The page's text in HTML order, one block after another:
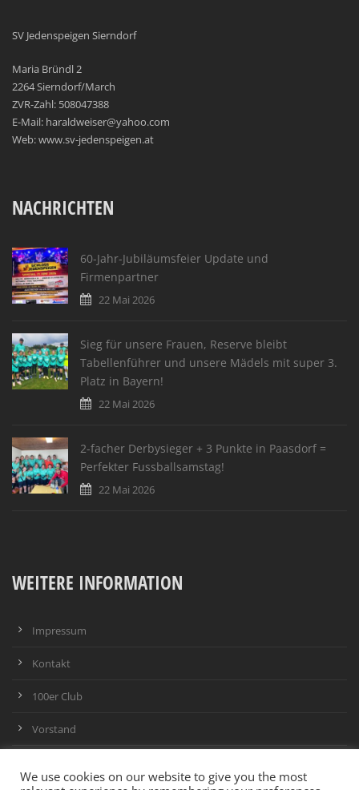
SV Jedenspeigen Sierndorf
Maria Bründl 2
2264 Sierndorf/March
ZVR-Zahl: 508047388
E-Mail: haraldweiser@yahoo.com
Web: www.sv-jedenspeigen.at
NACHRICHTEN
60-Jahr-Jubiläumsfeier Update und
Firmenpartner
22 Mai 2026
Sieg für unsere Frauen, Reserve bleibt
Tabellenführer und unsere Mädels mit super 3.
Platz in Bayern!
22 Mai 2026
2-facher Derbysieger + 3 Punkte in Paasdorf =
Perfekter Fussballsamstag!
22 Mai 2026
WEITERE INFORMATION
Impressum
Kontakt
100er Club
Vorstand
We use cookies on our website to give you the most